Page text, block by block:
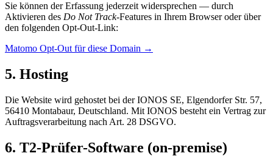
Sie können der Erfassung jederzeit widersprechen — durch
Aktivieren des Do Not Track-Features in Ihrem Browser oder über
den folgenden Opt-Out-Link:
Matomo Opt-Out für diese Domain →
5. Hosting
Die Website wird gehostet bei der IONOS SE, Elgendorfer Str. 57,
56410 Montabaur, Deutschland. Mit IONOS besteht ein Vertrag zur
Auftragsverarbeitung nach Art. 28 DSGVO.
6. T2-Prüfer-Software (on-premise)